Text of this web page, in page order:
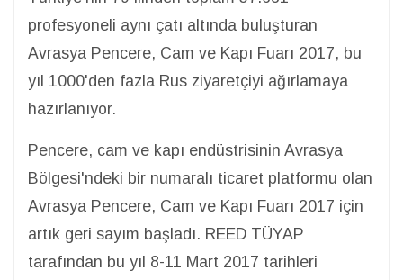
profesyoneli aynı çatı altında buluşturan
Avrasya Pencere, Cam ve Kapı Fuarı 2017, bu
yıl 1000'den fazla Rus ziyaretçiyi ağırlamaya
hazırlanıyor.
Pencere, cam ve kapı endüstrisinin Avrasya
Bölgesi'ndeki bir numaralı ticaret platformu olan
Avrasya Pencere, Cam ve Kapı Fuarı 2017 için
artık geri sayım başladı. REED TÜYAP
tarafından bu yıl 8-11 Mart 2017 tarihleri